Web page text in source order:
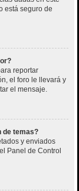
está seguro de
reportar
el foro le llevará y
el mensaje.
de temas?
y enviados
Panel de Control